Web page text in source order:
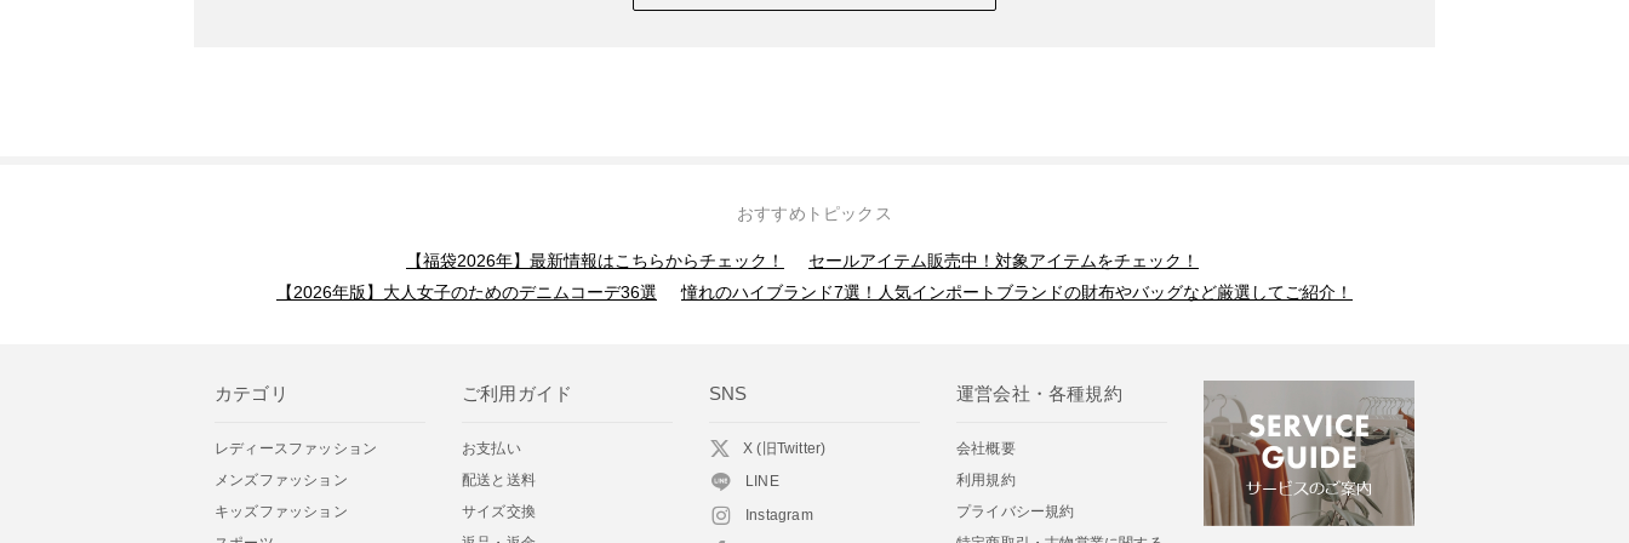
おすすめトピックス
【福袋2026年】最新情報はこちらからチェック！
セールアイテム販売中！対象アイテムをチェック！
【2026年版】大人女子のためのデニムコーデ36選
憧れのハイブランド7選！人気インポートブランドの財布やバッグなど厳選してご紹介！
カテゴリ
レディースファッション
メンズファッション
キッズファッション
ご利用ガイド
お支払い
配送と送料
サイズ交換
SNS
X (旧Twitter)
LINE
Instagram
運営会社・各種規約
会社概要
利用規約
プライバシー規約